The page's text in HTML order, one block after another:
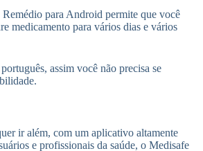
para Android permite que você
medicamento para vários dias e vários
assim você não precisa se
ir além, com um aplicativo altamente
e profissionais da saúde, o Medisafe